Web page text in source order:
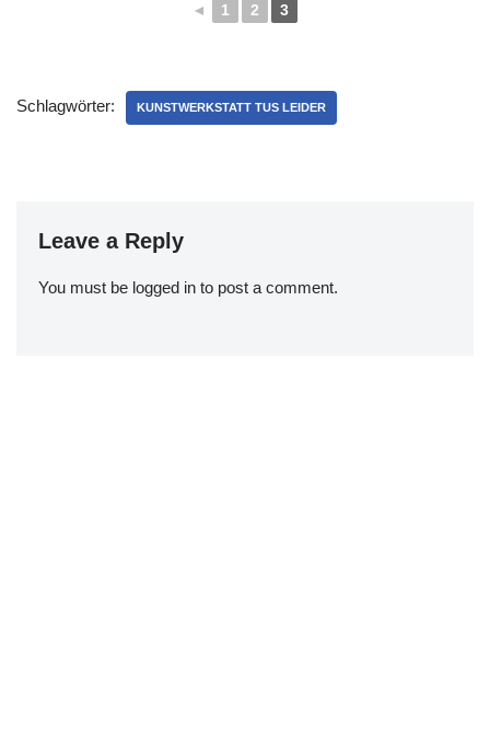
◄ 1 2 3
Schlagwörter: KUNSTWERKSTATT TUS LEIDER
Leave a Reply
You must be logged in to post a comment.